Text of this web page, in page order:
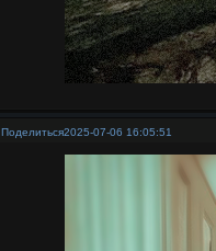
Поделиться2025-07-06 16:05:51